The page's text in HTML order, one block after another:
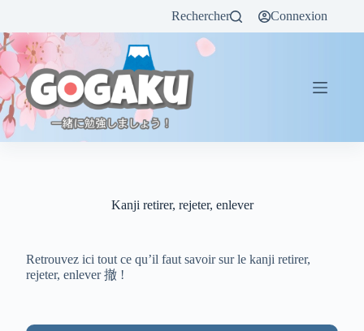
Rechercher Connexion
Kanji retirer, rejeter, enlever
Retrouvez ici tout ce qu’il faut savoir sur le kanji retirer,
rejeter, enlever 撤 !